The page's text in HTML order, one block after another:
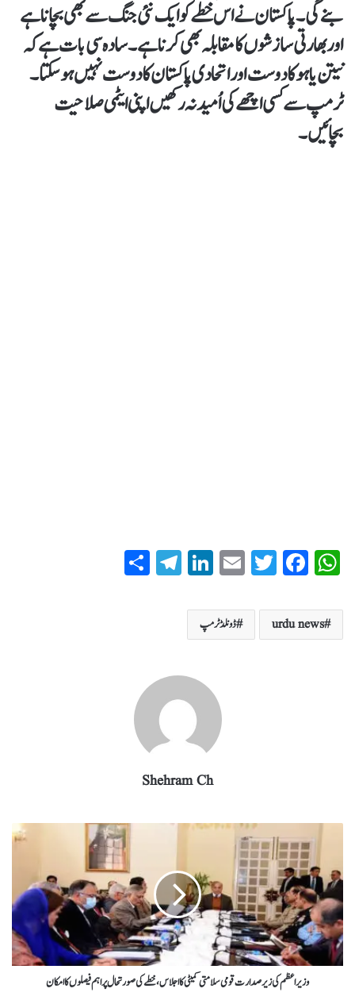
بنے گی۔ پاکستان نے اس خطے کو ایک نئی جنگ سے بھی بچانا ہے
اور بھارتی سازشوں کا مقابلہ بھی کرنا ہے ۔ سادہ سی بات ہے کہ
نیتن یاہو کا دوست اور اتحادی پاکستان کا دوست نہیں ہو سکتا۔
ٹرمپ سے کسی اچھےکی اُمید نہ رکھیں اپنی ایٹمی صلاحیت
بچائیں۔
W
ha
ts
A
Fa
ce
bo
ok
T
wi
tte
r
E
m
ail
Li
nk
ed
In
T
el
urdu news ڈونلڈ ٹرمپ
Shehram Ch
وزیراعظم کی زیر صدارت قومی سلامتی کمیٹی کا اجلاس، خطے کی صورتحال پر اہم فیصلوں کا امکان